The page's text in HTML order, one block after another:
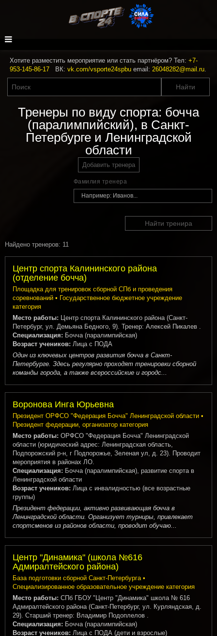
Хотите разместить мероприятие или стать партнёром? Тел: +7-
953-145-86-17 ВК: vk.com/vsporte24spbu email: 26048282@mail.ru.
Тренеры по виду спорта: бочча
(паралимпийский), в Санкт-
Петербурге и Ленинградской
области
Добавить тренера
Фамилия тренера
Найти тренира
Найдено тренеров: 11
Центр спорта Калининского района
(отделение бочча)
Площадка для тренировок сборной СПб и проведения
соревнований • Государственное бюджетное учреждение
категория
Место работы: Центр спорта Калининского района (Санкт-
Петербург, ул. Демьяна Бедного, 9). Тренер: Алексей Пикалев .
Специализация: Бочча (паралимпийская)
Возраст учеников: Лица с ПОДА
Один из ключевых центров развития бочча в Санкт-
Петербурге. Здесь регулярно проходят тренировки сборной
команды города, а также всероссийские и городс...
Воронова Инга Юрьевна
Президент ОРФСО "Федерация Бочча" Ленинградской области •
Президент федерации, организатор категория
Место работы: ОРФСО "Федерация Бочча" Ленинградской
области (юридический адрес: Ленинградская область,
Подпорожский р-н, г Подпорожье, Зеленая ул, д. 23). Проводит
мероприятия в районах ЛО.
Специализация: Бочча (паралимпийская), развитие спорта в
Ленинградской области
Возраст учеников: Лица с инвалидностью (все возрастные
группы)
Президент федерации, активно развивающая бочча в
Ленинградской области. Организует турниры, привлекает
спортсменов из районов области, проводит обучаю...
Центр "Динамика" (школа №616
Адмиралтейского района)
База подготовки сборной Санкт-Петербурга •
Специализированное образовательное учреждение категория
Место работы: СПб ГБОУ "Центр "Динамика" школа № 616
Адмиралтейского района (Санкт-Петербург, ул. Курляндская, д.
29). Старший тренер: Владимир Подоплелов .
Специализация: Бочча (паралимпийская)
Возраст учеников: Лица с ПОДА (дети и взрослые)